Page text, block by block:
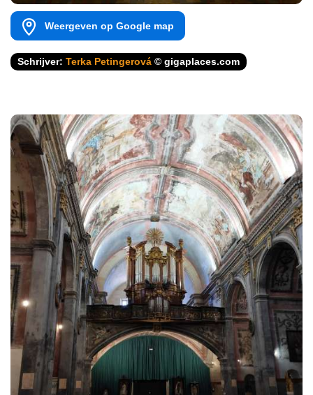
Weergeven op Google map
Schrijver: Terka Petingerová © gigaplaces.com